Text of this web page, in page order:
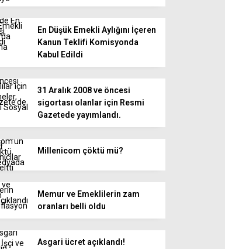
En Düşük Emekli Aylığını İçeren
Kanun Teklifi Komisyonda
Kabul Edildi
31 Aralık 2008 ve öncesi
sigortası olanlar için Resmi
Gazetede yayımlandı.
Millenicom çöktü mü?
Memur ve Emeklilerin zam
oranları belli oldu
Asgari ücret açıklandı!